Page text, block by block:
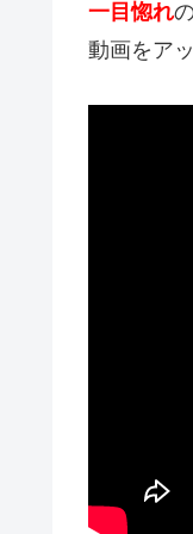
一目惚れ
動画をア